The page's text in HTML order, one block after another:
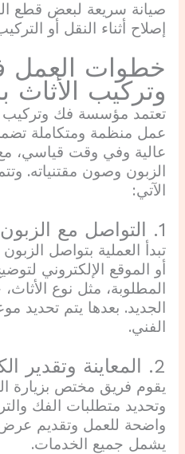
صيانة سريعة لبعض قطع
إصلاح أثناء النقل أو
خطوات
وتركيب الأثاث
تعتمد مؤسسة فك وتركيب
عمل منظمة ومتكاملة
عالية وفي وقت قياسي،
الزبون وصون مقتنياته.
الآتي:
1. التواصل مع الزبون وتحديد الموعد
تبدأ العملية بتواصل
أو الموقع الإلكتروني
المطلوبة، مثل نوع
الجديد. بعدها يتم تحديد
الفني.
2. المعاينة وتقدير الكلفة
يقوم فريق مختص بزيارة
وتحديد متطلبات الفك
واضحة للعمل وتقديم
يشمل جميع الخدمات.